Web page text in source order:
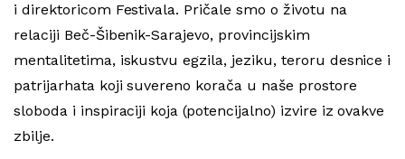
i direktoricom Festivala. Pričale smo o životu na
relaciji Beč-Šibenik-Sarajevo, provincijskim
mentalitetima, iskustvu egzila, jeziku, teroru desnice i
patrijarhata koji suvereno korača u naše prostore
sloboda i inspiraciji koja (potencijalno) izvire iz ovakve
zbilje.